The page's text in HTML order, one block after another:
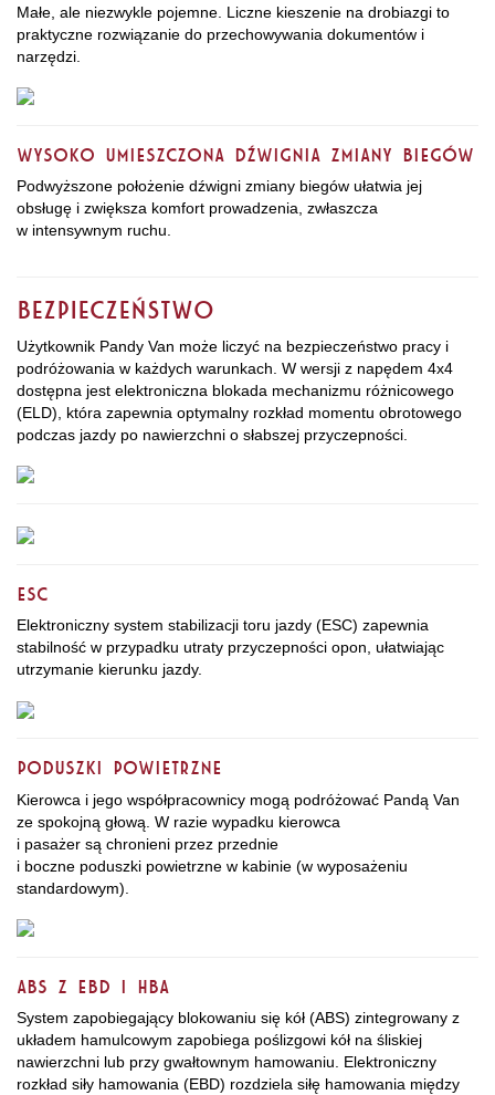
Małe, ale niezwykle pojemne. Liczne kieszenie na drobiazgi to
praktyczne rozwiązanie do przechowywania dokumentów i
narzędzi.
Wysoko umieszczona dźwignia zmiany biegów
Podwyższone położenie dźwigni zmiany biegów ułatwia jej
obsługę i zwiększa komfort prowadzenia, zwłaszcza
w intensywnym ruchu.
Bezpieczeństwo
Użytkownik Pandy Van może liczyć na bezpieczeństwo pracy i
podróżowania w każdych warunkach. W wersji z napędem 4x4
dostępna jest elektroniczna blokada mechanizmu różnicowego
(ELD), która zapewnia optymalny rozkład momentu obrotowego
podczas jazdy po nawierzchni o słabszej przyczepności.
ESC
Elektroniczny system stabilizacji toru jazdy (ESC) zapewnia
stabilność w przypadku utraty przyczepności opon, ułatwiając
utrzymanie kierunku jazdy.
Poduszki powietrzne
Kierowca i jego współpracownicy mogą podróżować Pandą Van
ze spokojną głową. W razie wypadku kierowca
i pasażer są chronieni przez przednie
i boczne poduszki powietrzne w kabinie (w wyposażeniu
standardowym).
ABS z EBD i HBA
System zapobiegający blokowaniu się kół (ABS) zintegrowany z
układem hamulcowym zapobiega poślizgowi kół na śliskiej
nawierzchni lub przy gwałtownym hamowaniu. Elektroniczny
rozkład siły hamowania (EBD) rozdziela siłę hamowania między